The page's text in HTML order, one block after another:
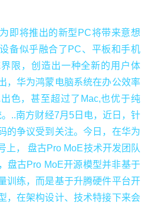
即将推出的新型PC将带来意想
备似乎融合了PC、平板和手机
限，创造出一种全新的用户体
，华为鸿蒙电脑系统在办公效率
色，甚至超过了Mac,也优于纯
..南方财经7月5日电，近日，针
的争议受到关注。今日，在华为
上， 盘古Pro MoE技术开发团队
盘古Pro MoE开源模型并非基于
训练，而是基于升腾硬件平台开
，在架构设计、技术特接下来会